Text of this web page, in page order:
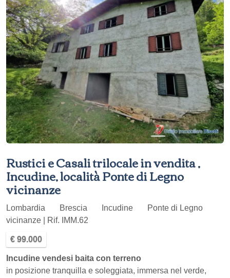
Rustici e Casali trilocale in vendita ,
Incudine, località Ponte di Legno
vicinanze
Lombardia Brescia Incudine
Ponte di Legno
vicinanze | Rif. IMM.62
€ 99.000
Incudine vendesi baita con terreno
in posizione tranquilla e soleggiata, immersa nel verde,